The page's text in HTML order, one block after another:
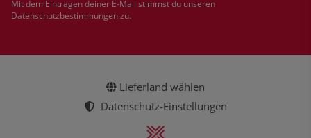
Mit dem Eintragen deiner E-Mail stimmst du unseren
Datenschutzbestimmungenzu.
Lieferland wählen
Datenschutz-Einstellungen